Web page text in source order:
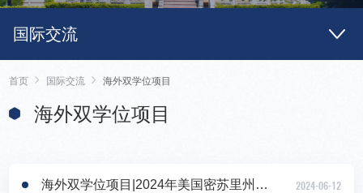
国际交流
首页 国际交流 海外双学位项目
海外双学位项目
海外双学位项目|2024年美国密苏里州立大学工商管理硕士火热招生中 2024-06-12